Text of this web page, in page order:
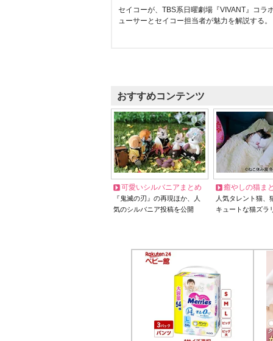
セイコーが、TBS系日曜劇場『VIVANT』コラ
ューサーとセイコー担当者が魅力を解説する。
おすすめコンテンツ
可愛いシルバニアまとめ
『鬼滅の刃』の再現ほか、人
気のシルバニア投稿を公開
癒やしの猫ま
人気タレント猫
キュートな猫ズラ